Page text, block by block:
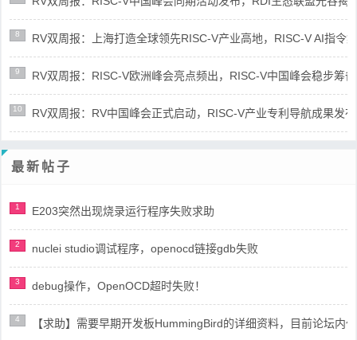
8 RV双周报：上海打造全球领先RISC-V产业高地，RISC-V AI指令
9 RV双周报：RISC-V欧洲峰会亮点频出，RISC-V中国峰会稳步筹
10 RV双周报：RV中国峰会正式启动，RISC-V产业专利导航成果发
最新帖子
1 E203突然出现烧录运行程序失败求助
2 nuclei studio调试程序，openocd链接gdb失败
3 debug操作，OpenOCD超时失败！
4 【求助】需要早期开发板HummingBird的详细资料，目前论坛内